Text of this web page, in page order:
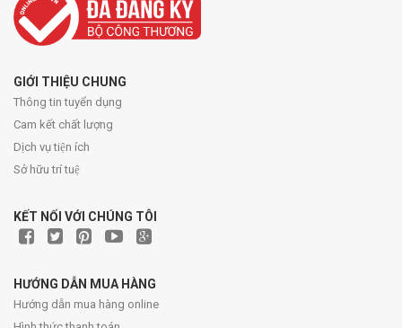
GIỚI THIỆU CHUNG
Thông tin tuyển dụng
Cam kết chất lượng
Dịch vụ tiện ích
Sở hữu trí tuệ
KẾT NỐI VỚI CHÚNG TÔI
HƯỚNG DẪN MUA HÀNG
Hướng dẫn mua hàng online